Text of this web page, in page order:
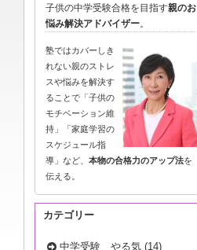
子供の中学受験合格を目指す親のお
悩み解決アドバイザー。
塾ではカバーしき
れない親のストレ
スや悩みを解決す
ることで「子供の
モチベーション維
持」「家庭学習の
スケジュール指
導」など、 本物の合格力のアップ法を
伝える。
カテゴリー
中学受験 やる気 (14)